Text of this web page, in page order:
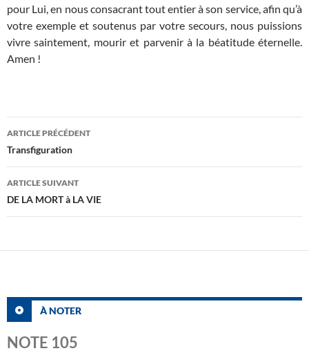
pour Lui, en nous consacrant tout entier à son service, afin qu’à
votre exemple et soutenus par votre secours, nous puissions
vivre saintement, mourir et parvenir à la béatitude éternelle.
Amen !
Navigation
des
articles
ARTICLE PRÉCÉDENT
Transfiguration
ARTICLE SUIVANT
DE LA MORT à LA VIE
À NOTER
NOTE 105